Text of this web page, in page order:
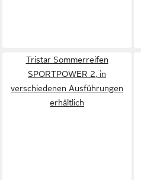
Tristar Sommerreifen
SPORTPOWER 2, in
verschiedenen Ausführungen
erhältlich